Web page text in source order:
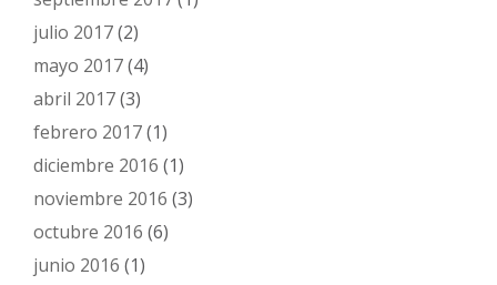
julio 2017(2)
mayo 2017(4)
abril 2017(3)
febrero 2017(1)
diciembre 2016 (1)
noviembre 2016 (3)
octubre 2016 (6)
junio 2016 (1)